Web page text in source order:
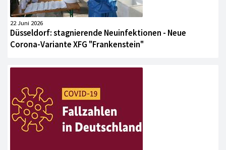
22 Juni 2026
Düsseldorf: stagnierende Neuinfektionen - Neue
Corona-Variante XFG "Frankenstein"